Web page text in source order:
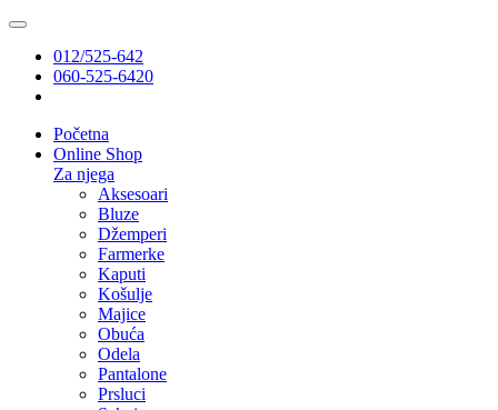
012/525-642
060-525-6420
Početna
Online Shop
Za njega
Aksesoari
Bluze
Džemperi
Farmerke
Kaputi
Košulje
Majice
Obuća
Odela
Pantalone
Prsluci